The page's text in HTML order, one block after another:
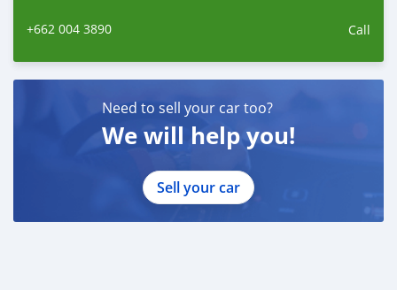
+662 004 3890 Call
Need to sell your car too?
We will help you!
Sell your car